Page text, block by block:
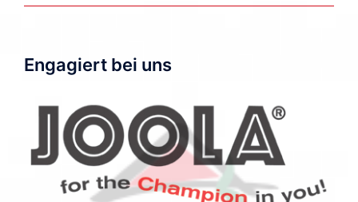
Engagiert bei uns